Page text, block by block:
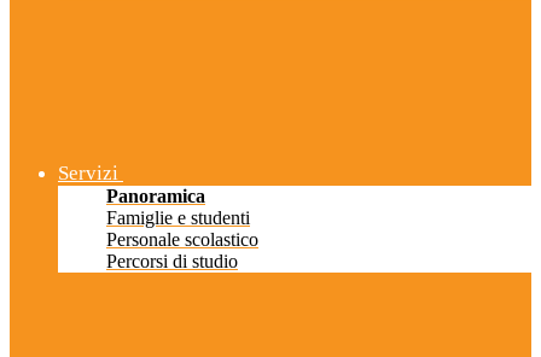
Servizi
Panoramica
Famiglie e studenti
Personale scolastico
Percorsi di studio